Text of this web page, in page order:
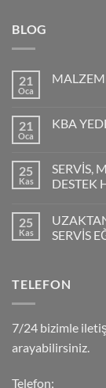
BLOG
21
Oca
21
Oca
KBA
25
Kas
SERVİS,
DESTEK
25
Kas
SERVİS
TELEFON
7/24 bizimle
arayabilirsiniz.
Telefon;